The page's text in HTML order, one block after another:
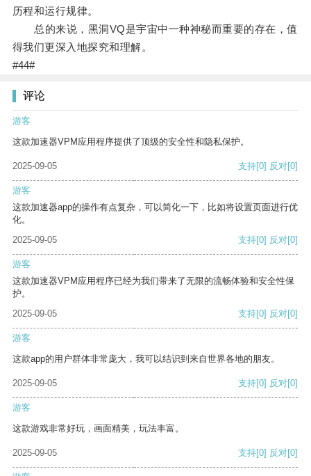
历程和运行规律。
总的来说，黑洞VQ是宇宙中一种神秘而重要的存在，值
得我们更深入地探究和理解。
#44#
评论
游客
这款加速器VPM应用程序提供了顶级的安全性和隐私保护。
2025-09-05 支持[0] 反对[0]
游客
这款加速器app的操作有点复杂，可以简化一下，比如将设置页面进行优
化。
2025-09-05
支持[0] 反对[0]
游客
这款加速器VPM应用程序已经为我们带来了无限的流畅体验和安全性保
护。
2025-09-05
支持[0] 反对[0]
游客
这款app的用户群体非常庞大，我可以结识到来自世界各地的朋友。
2025-09-05 支持[0] 反对[0]
游客
这款游戏非常好玩，画面精美，玩法丰富。
2025-09-05 支持[0] 反对[0]